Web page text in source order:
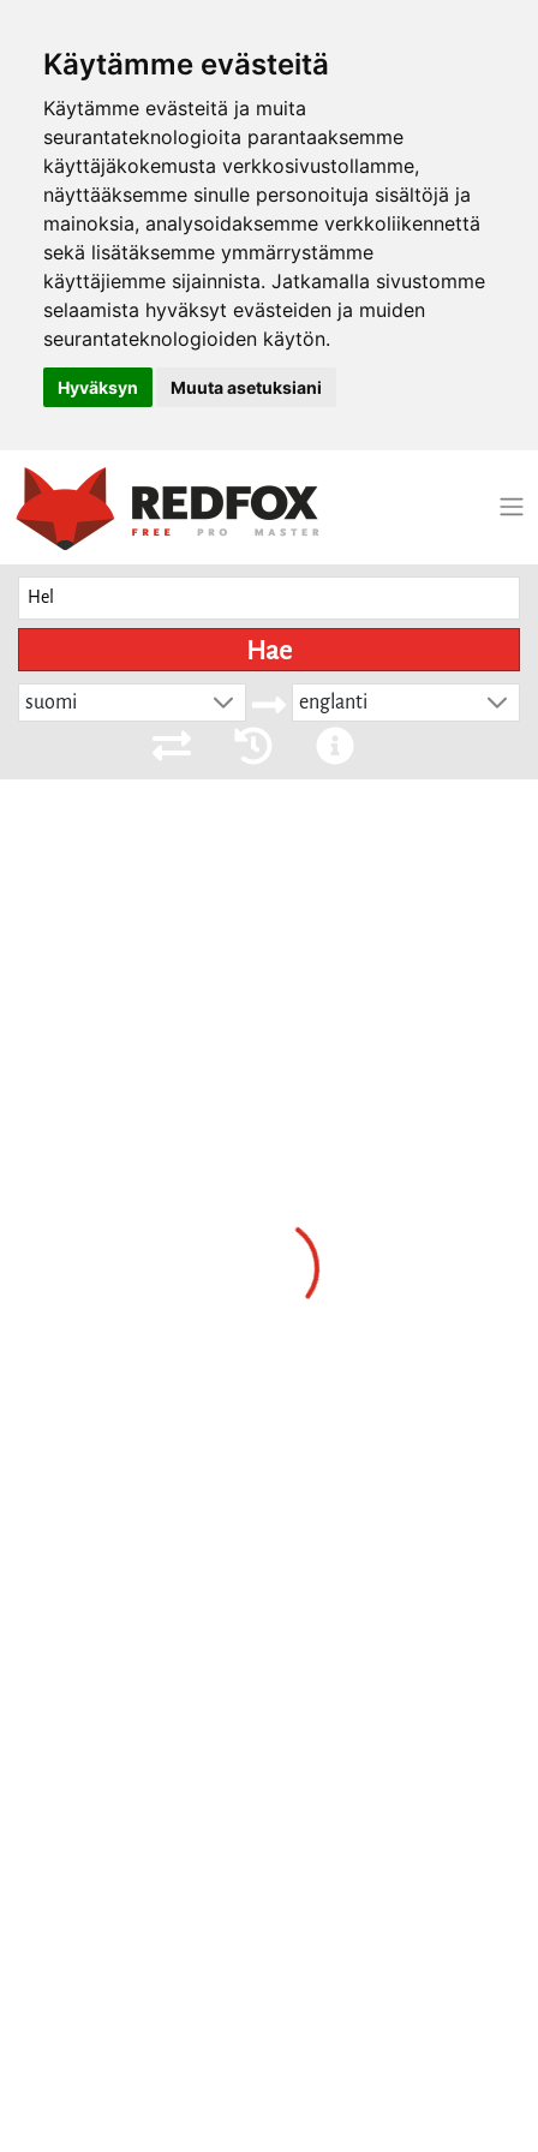
Käytämme evästeitä
Käytämme evästeitä ja muita
seurantateknologioita parantaaksemme
käyttäjäkokemusta verkkosivustollamme,
näyttääksemme sinulle personoituja sisältöjä ja
mainoksia, analysoidaksemme verkkoliikennettä
sekä lisätäksemme ymmärrystämme
käyttäjiemme sijainnista. Jatkamalla sivustomme
selaamista hyväksyt evästeiden ja muiden
seurantateknologioiden käytön.
Hyväksyn Muuta asetuksiani
Hae
suomi englanti